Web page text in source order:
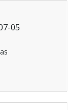
05